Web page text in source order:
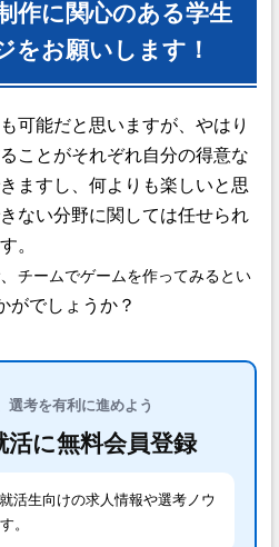
作に関心のある学生
をお願いします！
可能だと思いますが、やはり
ことがそれぞれ自分の得意な
ますし、何よりも楽しいと思
ない分野に関しては任せられ
。
チームでゲームを作ってみるとい
がでしょうか？
選考を有利に進めよう
に無料会員登録
活生向けの求人情報や選考ノウ
。